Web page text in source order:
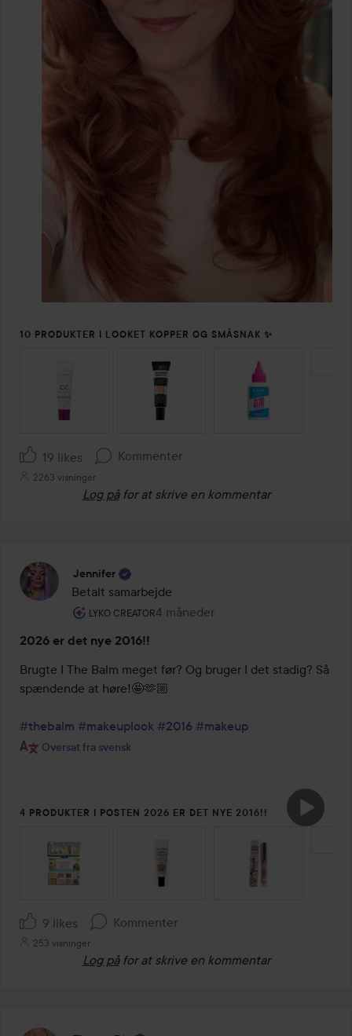
10 PRODUKTER I LOOKET KOPPER OG SMÅSNAK ✨
SPRING OVER SEKTIONEN
19 likes Kommenter
2263 visninger
Log på for at skrive en kommentar
Jennifer
Betalt samarbejde
LYKO CREATOR
Brugerens rolle: Lyko Creator.
4 måneder
Posten blev oprettet 4 måneder
2026 er det nye 2016!!
Brugte I The Balm meget før? Og bruger I det stadig? Så
spændende at høre!🤩🫶🏼
#thebalm #makeuplook #2016 #makeup
Oversat fra svensk
4 PRODUKTER I POSTEN 2026 ER DET NYE 2016!!
SPRING OVER SEKTIONEN
9 likes Kommenter
253 visninger
Log på for at skrive en kommentar